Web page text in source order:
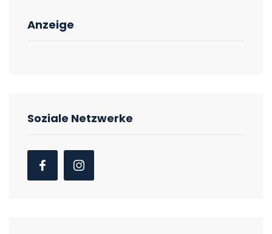
Anzeige
Soziale Netzwerke